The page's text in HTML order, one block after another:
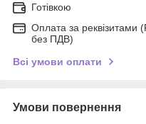
Готівкою
Оплата за
без ПДВ)
Всі умови оплати
Умови повернення